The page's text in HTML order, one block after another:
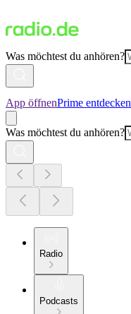
Was möchtest du anhören?
App öffnenPrime entdecken
Was möchtest du anhören?
Radio
Podcasts